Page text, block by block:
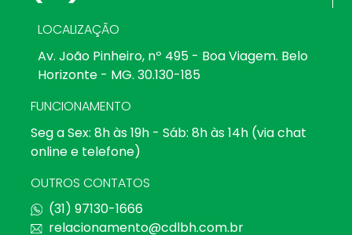
LOCALIZAÇÃO
Av. João Pinheiro, nº 495 - Boa Viagem. Belo
Horizonte - MG. 30.130-185
FUNCIONAMENTO
Seg a Sex: 8h às 19h - Sáb: 8h às 14h (via chat
online e telefone)
OUTROS CONTATOS
(31) 97130-1666
relacionamento@cdlbh.com.br